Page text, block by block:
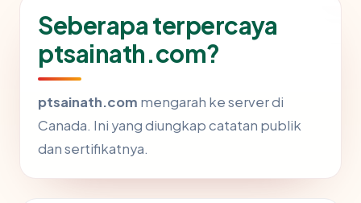
Seberapa terpercaya
ptsainath.com?
ptsainath.com mengarah ke server di
Canada. Ini yang diungkap catatan publik
dan sertifikatnya.